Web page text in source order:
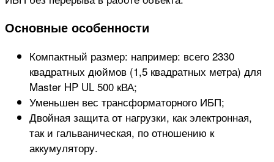
Основные особенности
Компактный размер: например: всего 2330
квадратных дюймов (1,5 квадратных метра) для
Master HP UL 500 кВА;
Уменьшен вес трансформаторного ИБП;
Двойная защита от нагрузки, как электронная,
так и гальваническая, по отношению к
аккумулятору.